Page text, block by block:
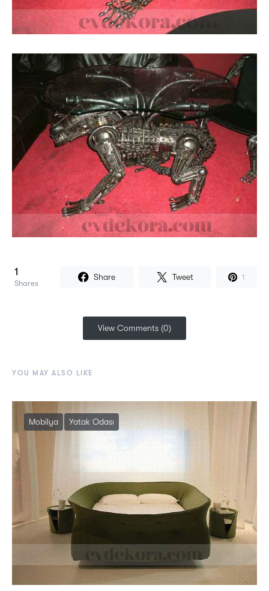
1
Shares
Share Tweet 1
View Comments (0)
YOU MAY ALSO LIKE
Mobilya Yatak Odası